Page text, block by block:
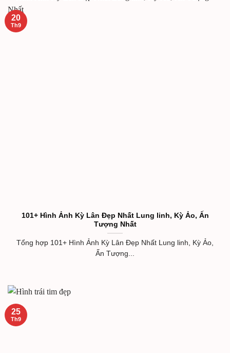
101+ Hình Ảnh Kỳ Lân Đẹp Nhất Lung linh, Kỳ Ảo, Ấn
Tượng Nhất
Tổng hợp 101+ Hình Ảnh Kỳ Lân Đẹp Nhất Lung linh, Kỳ Ảo,
Ấn Tượng...
20
Th9
25
Th9